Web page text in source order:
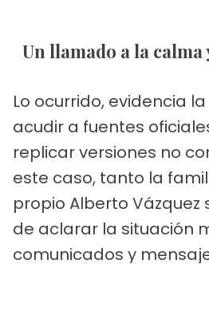
Un llamado a la
Lo ocurrido, evidencia
acudir a fuentes
replicar versiones no
este caso, tanto la
propio Alberto
de aclarar la situación
comunicados y